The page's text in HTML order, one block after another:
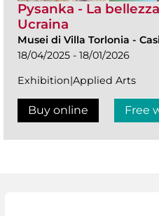
Pysanka - La
Ucraina
Musei di Villa Torlonia -
18/04/2025 - 18/01/2026
Exhibition|Applied Arts
Buy online Free